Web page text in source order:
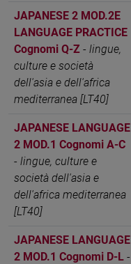
JAPANESE 2 MOD.2E
LANGUAGE PRACTICE
Cognomi Q-Z - lingue,
culture e società
dell'asia e dell'africa
mediterranea [LT40]
JAPANESE LANGUAGE
2 MOD.1 Cognomi A-C
- lingue, culture e
società dell'asia e
dell'africa mediterranea
[LT40]
JAPANESE LANGUAGE
2 MOD.1 Cognomi D-L -